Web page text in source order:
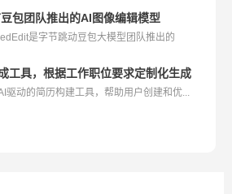
包团队推出的AI图像编辑模型
是字节跳动豆包大模型团队推出的
工具，根据工作职位要求定制化生成简历
驱动的简历构建工具，帮助用户创建和优...